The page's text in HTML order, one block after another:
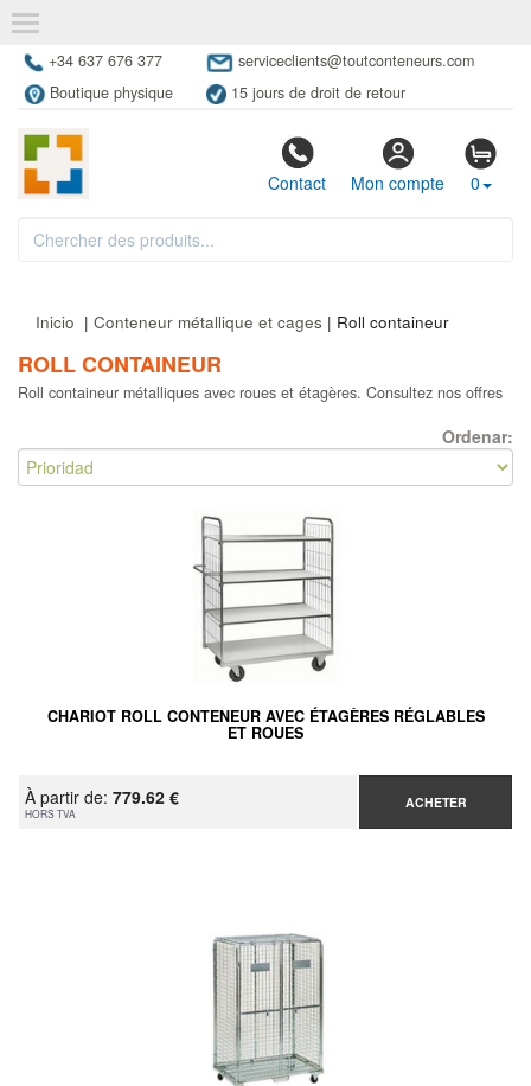
+34 637 676 377
serviceclients@toutconteneurs.com
Boutique physique
15 jours de droit de retour
Contact Mon compte 0
Inicio | Conteneur métallique et cages | Roll containeur
ROLL CONTAINEUR
Roll containeur métalliques avec roues et étagères. Consultez nos offres
Ordenar:
CHARIOT ROLL CONTENEUR AVEC ÉTAGÈRES RÉGLABLES
ET ROUES
À partir de: 779.62 €
HORS TVA
ACHETER